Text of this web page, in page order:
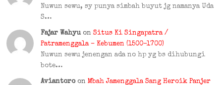
Nuwun sewu, sy punya simbah buyut jg namanya Uda
S…
Fajar Wahyu on Situs Ki Singapatra /
Patramenggala – Kebumen (1500–1700)
Nuwun sewu jenengan ada no hp yg bs dihubungi
bote…
Aviantoro on Mbah Jamenggala Sang Heroik Panjer